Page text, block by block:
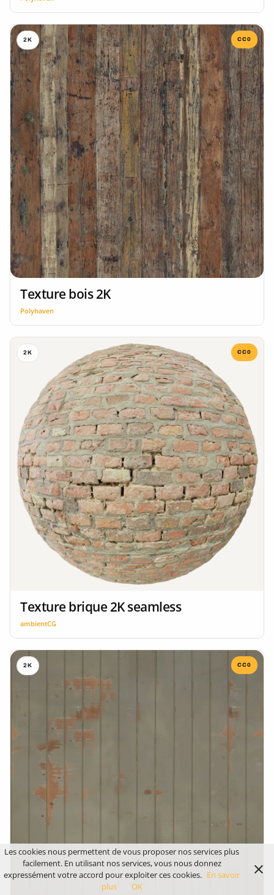
2K CC0
Texture bois 2K
Polyhaven
2K CC0
Texture brique 2K seamless
ambientCG
2K CC0
Les cookies nous permettent de vous proposer nos services plus
facilement. En utilisant nos services, vous nous donnez
expressément votre accord pour exploiter ces cookies. En savoir
plus
OK